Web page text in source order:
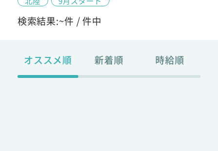
検索結果:~件 /件中
オススメ順 新着順 時給順